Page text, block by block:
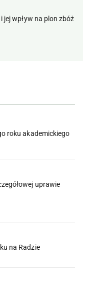
jej wpływ na plon zbóż
roku akademickiego
uprawie
na Radzie